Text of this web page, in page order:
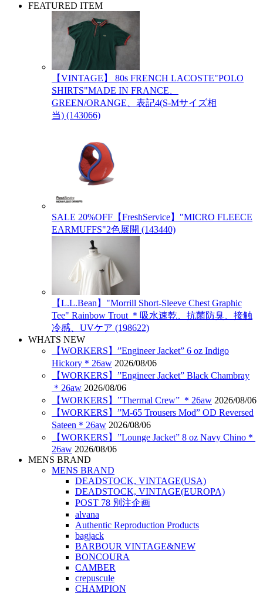
FEATURED ITEM
【VINTAGE】 80s FRENCH LACOSTE"POLO
SHIRTS"MADE IN FRANCE、
GREEN/ORANGE、表記4(S-Mサイズ相
当) (143066)
SALE 20%OFF【FreshService】"MICRO FLEECE
EARMUFFS"2色展開 (143440)
【L.L.Bean】"Morrill Short-Sleeve Chest Graphic
Tee" Rainbow Trout ＊吸水速乾、抗菌防臭、接触
冷感、UVケア (198622)
WHATS NEW
【WORKERS】”Engineer Jacket” 6 oz Indigo
Hickory＊26aw 2026/08/06
【WORKERS】”Engineer Jacket” Black Chambray
＊26aw 2026/08/06
【WORKERS】”Thermal Crew” ＊26aw 2026/08/06
【WORKERS】”M-65 Trousers Mod” OD Reversed
Sateen＊26aw 2026/08/06
【WORKERS】”Lounge Jacket” 8 oz Navy Chino＊
26aw 2026/08/06
MENS BRAND
MENS BRAND
DEADSTOCK, VINTAGE(USA)
DEADSTOCK, VINTAGE(EUROPA)
POST 78 別注企画
alvana
Authentic Reproduction Products
bagjack
BARBOUR VINTAGE&NEW
BONCOURA
CAMBER
crepuscule
CHAMPION